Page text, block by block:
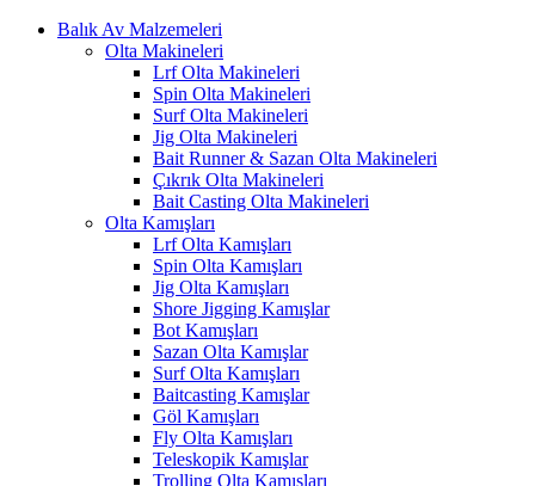
Balık Av Malzemeleri
Olta Makineleri
Lrf Olta Makineleri
Spin Olta Makineleri
Surf Olta Makineleri
Jig Olta Makineleri
Bait Runner & Sazan Olta Makineleri
Çıkrık Olta Makineleri
Bait Casting Olta Makineleri
Olta Kamışları
Lrf Olta Kamışları
Spin Olta Kamışları
Jig Olta Kamışları
Shore Jigging Kamışlar
Bot Kamışları
Sazan Olta Kamışlar
Surf Olta Kamışları
Baitcasting Kamışlar
Göl Kamışları
Fly Olta Kamışları
Teleskopik Kamışlar
Trolling Olta Kamışları